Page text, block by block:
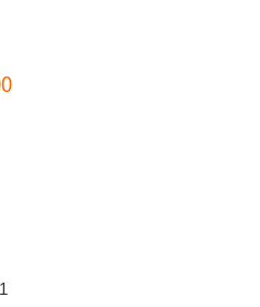
Price